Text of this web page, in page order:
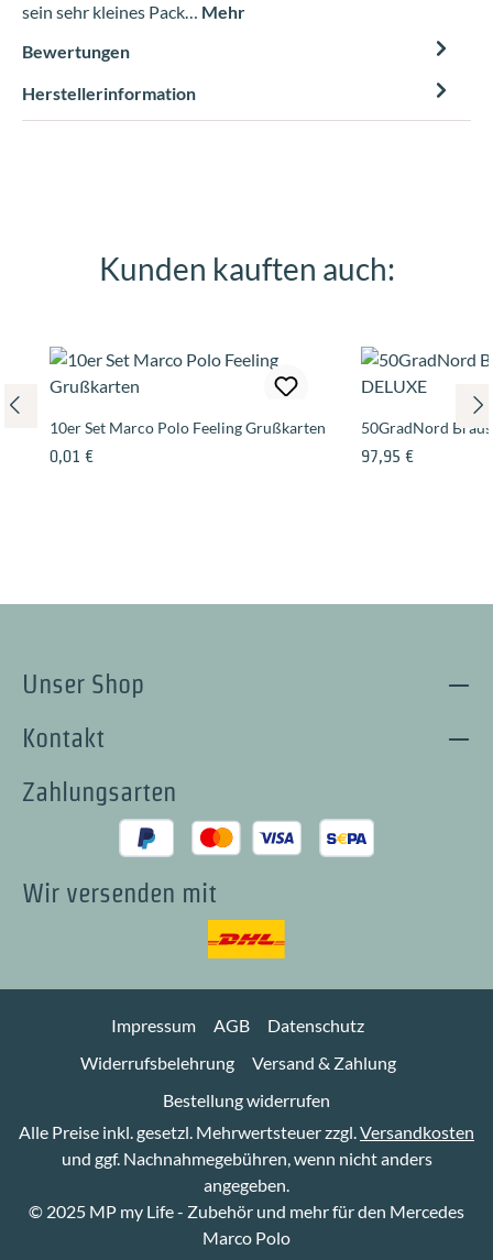
sein sehr kleines Pack… Mehr
Bewertungen
Herstellerinformation
Produktgalerie überspringen
Kunden kauften auch:
10er Set Marco Polo Feeling Grußkarten
Regulärer Preis:
0,01 €
50GradNord
Regulärer Preis:
97,95 €
Unser Shop
Kontakt
Zahlungsarten
Wir versenden mit
Impressum AGB
Datenschutz
Widerrufsbelehrung
Versand & Zahlung
Bestellung widerrufen
Alle Preise inkl. gesetzl. Mehrwertsteuer zzgl.Versandkosten
und ggf. Nachnahmegebühren, wenn nicht anders
angegeben.
© 2025 MP my Life - Zubehör und mehr für den Mercedes
Marco Polo